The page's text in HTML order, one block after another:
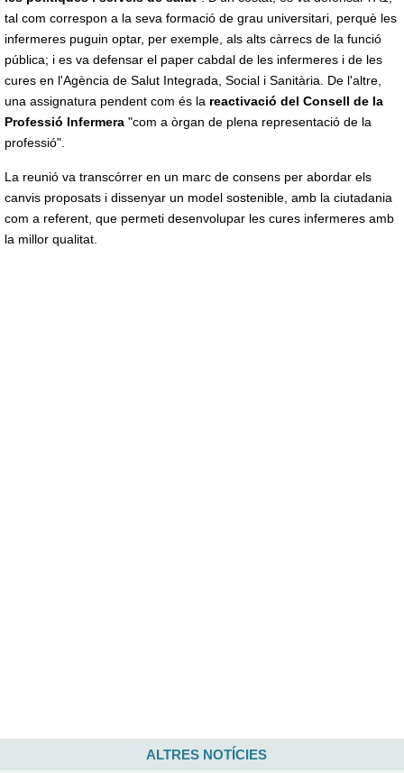
tal com correspon a la seva formació de grau universitari, perquè les
infermeres puguin optar, per exemple, als alts càrrecs de la funció
pública; i es va defensar el paper cabdal de les infermeres i de les
cures en l'Agència de Salut Integrada, Social i Sanitària. De l'altre,
una assignatura pendent com és la reactivació del Consell de la
Professió Infermera "com a òrgan de plena representació de la
professió".
La reunió va transcórrer en un marc de consens per abordar els
canvis proposats i dissenyar un model sostenible, amb la ciutadania
com a referent, que permeti desenvolupar les cures infermeres amb
la millor qualitat.
ALTRES NOTÍCIES